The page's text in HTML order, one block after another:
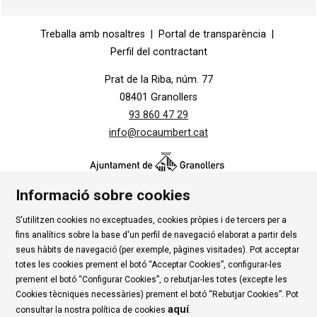
Treballa amb nosaltres
Portal de transparència
Perfil del contractant
Prat de la Riba, núm. 77
08401 Granollers
93 860 47 29
info@rocaumbert.cat
Contacte | Instància Genèrica | Alta Tercers
|
Ús de Cookies
| Política de privadesa | Avís Legal
|
Condicions d'ús Roca Umbert
Link a rssLink a instagramLink a youtubeLink a twitter
Link
Informació sobre cookies
S'utilitzen cookies no exceptuades, cookies pròpies i de tercers per a
fins analítics sobre la base d'un perfil de navegació elaborat a partir dels
seus hàbits de navegació (per exemple, pàgines visitades). Pot acceptar
totes les cookies prement el botó “Acceptar Cookies”, configurar-les
prement el botó “Configurar Cookies”, o rebutjar-les totes (excepte les
Cookies tècniques necessàries) prement el botó “Rebutjar Cookies”. Pot
consultar la nostra política de cookies aquí.